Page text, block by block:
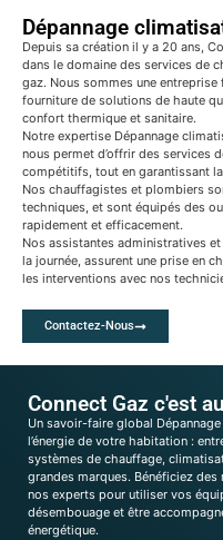
Dépannage
Depuis sa création il y a 20 ans,
dans le domaine des services de
gaz. Nous sommes une
fourniture de solutions de haute
confort thermique et sanitaire.
Notre expertise Dépannage
nous permet d’offrir des services
compétitifs, tout en garantissant
Nos chauffagistes et plombiers
techniques, et sont équipés des
rapidement et efficacement.
Nos assistantes administratives
la journée, assurent une prise en
les interventions avec nos
Contactez-Nous
Connect Gaz c'est
Un savoir-faire global
l’énergie de votre habitation :
systèmes de chauffage,
grandes marques. Bénéficiez
nos experts pour utiliser vos
désembouage et être
énergétique.